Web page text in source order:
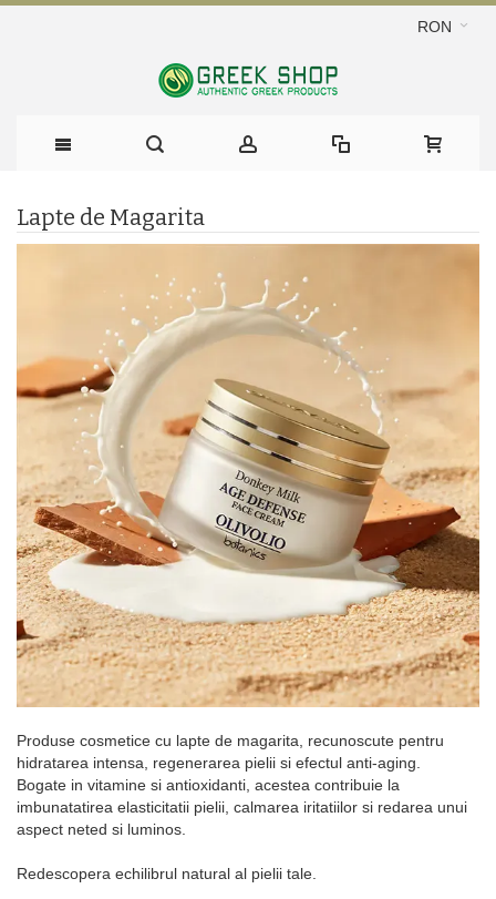
RON
Lapte de Magarita
Produse cosmetice cu lapte de magarita, recunoscute pentru
hidratarea intensa, regenerarea pielii si efectul anti-aging.
Bogate in vitamine si antioxidanti, acestea contribuie la
imbunatatirea elasticitatii pielii, calmarea iritatiilor si redarea unui
aspect neted si luminos.
Redescopera echilibrul natural al pielii tale.